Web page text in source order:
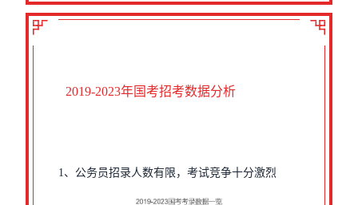
2019-2023年国考招考数据分析
1、公务员招录人数有限，考试竞争十分激烈